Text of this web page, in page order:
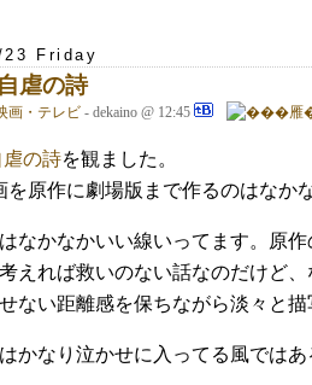
23 Friday
虐の詩
画・テレビ - dekaino @ 12:45
虐の詩を観ました。
を原作に劇場版まで作るのはなか
なかなかいい線いってます。原
えれば救いのない話なのだけど
ない距離感を保ちながら淡々と
かなり泣かせに入ってる風では